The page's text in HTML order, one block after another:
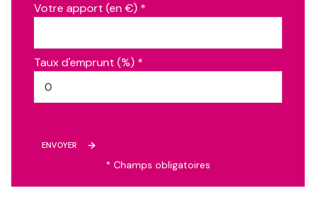
Votre apport (en €) *
Taux d'emprunt (%) *
ENVOYER
* Champs obligatoires